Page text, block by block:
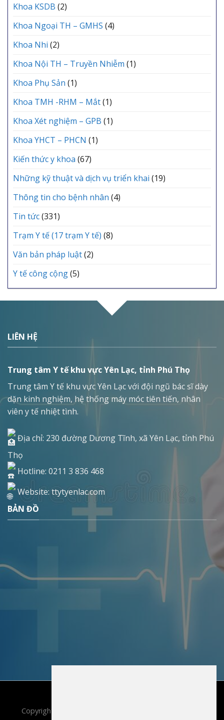
Khoa KSDB (2)
Khoa Ngoại TH – GMHS (4)
Khoa Nhi (2)
Khoa Nội TH – Truyền Nhiễm (1)
Khoa Phụ Sản (1)
Khoa TMH -RHM – Mắt(1)
Khoa Xét nghiệm – GPB (1)
Khoa YHCT – PHCN (1)
Kiến thức y khoa (67)
Những kỹ thuật và dịch vụ triển khai (19)
Thông tin cho bệnh nhân (4)
Tin tức(331)
Trạm Y tế (17 trạm Y tế) (8)
Văn bản pháp luật(2)
Y tế công cộng(5)
LIÊN HỆ
Trung tâm Y tế khu vực Yên Lạc, tỉnh Phú Thọ
Trung tâm Y tế khu vực Yên Lạc với đội ngũ bác sĩ dày
dặn kinh nghiệm, hệ thống máy móc tiên tiến, nhân
viên y tế nhiệt tình.
Địa chỉ: 230 đường Dương Tĩnh, xã Yên Lạc, tỉnh Phú
Thọ
Hotline: 0211 3 836 468
Website: ttytyenlac.com
BẢN ĐỒ
Copyright 2022 ©